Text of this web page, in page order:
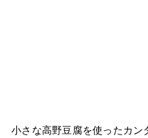
小さな高野豆腐を使ったカ